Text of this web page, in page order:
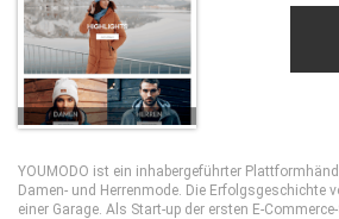
YOUMODO ist ein inhabergeführter
Damen- und Herrenmode. Die Erfolgsgeschichte
einer Garage. Als Start-up der ersten E-